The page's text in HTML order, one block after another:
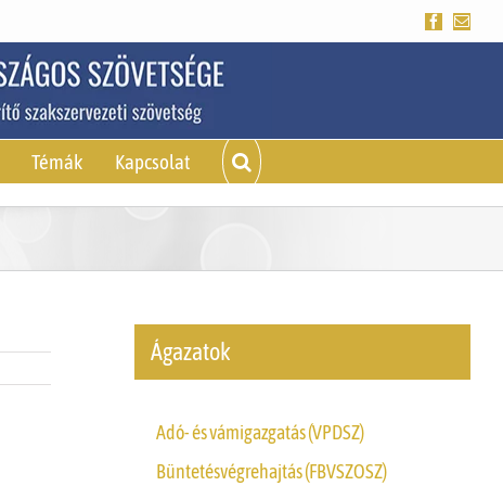
Facebook
Témák Kapcsolat
Ágazatok
Adó- és vámigazgatás (VPDSZ)
Büntetésvégrehajtás (FBVSZOSZ)